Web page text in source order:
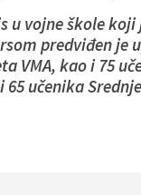
vojne škole koji
predviđen je
VMA, kao i 75
učenika